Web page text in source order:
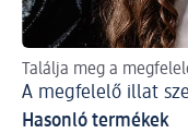
Találja meg a
A megfelelő illat
Hasonló termékek